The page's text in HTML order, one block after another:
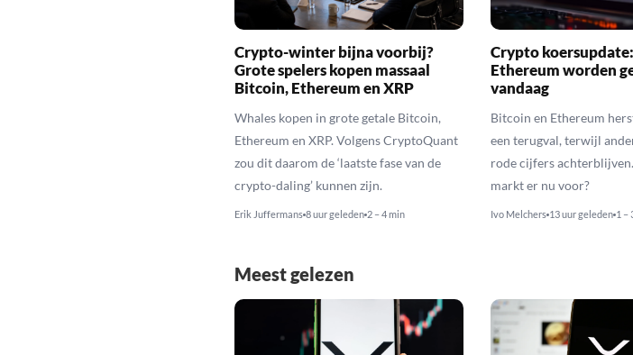
Crypto-winter bijna voorbij?
Grote spelers kopen massaal
Bitcoin, Ethereum en XRP
Whales kopen in grote getale Bitcoin,
Ethereum en XRP. Volgens CryptoQuant
zou dit daarom de ‘laatste fase van de
crypto-daling’ kunnen zijn.
Erik Juffermans 8 uur geleden 2 – 4 min
Crypto
Ethereum worden
vandaag
Bitcoin en Ethereum
een terugval, terwijl
rode cijfers
markt er nu voor?
Ivo Melchers 13 uur geleden 1 –
Meest gelezen